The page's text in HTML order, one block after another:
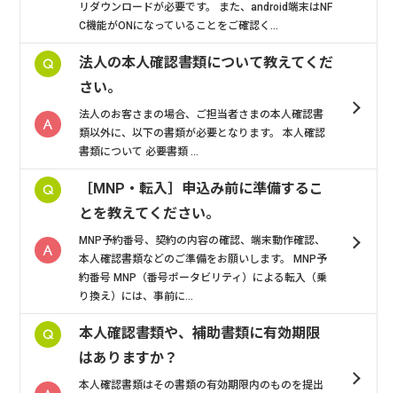
リダウンロードが必要です。 また、android端末はNF
C機能がONになっていることをご確認く...
法人の本人確認書類について教えてくだ
さい。
法人のお客さまの場合、ご担当者さまの本人確認書
類以外に、以下の書類が必要となります。 本人確認
書類について 必要書類 ...
［MNP・転入］申込み前に準備するこ
とを教えてください。
MNP予約番号、契約の内容の確認、端末動作確認、
本人確認書類などのご準備をお願いします。 MNP予
約番号 MNP（番号ポータビリティ）による転入（乗
り換え）には、事前に...
本人確認書類や、補助書類に有効期限
はありますか？
本人確認書類はその書類の有効期限内のものを提出